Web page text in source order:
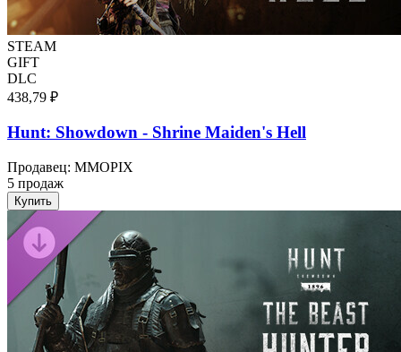
STEAM
GIFT
DLC
438,79 ₽
Hunt: Showdown - Shrine Maiden's Hell
Продавец: MMOPIX
5 продаж
Купить